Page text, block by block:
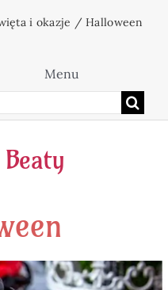
i okazje /Halloween
Menu
Home
Ciasta
Desery
Święta